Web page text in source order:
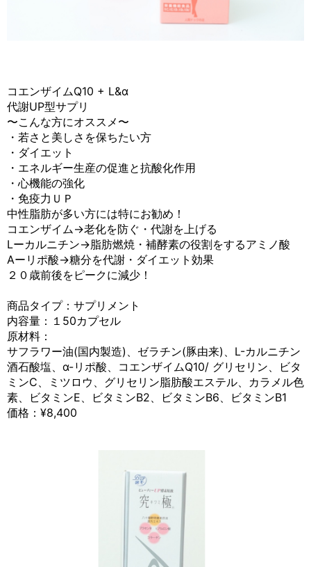
コエンザイムQ10 + L&α
代謝UP型サプリ
〜こんな方にオススメ〜
・若さと美しさを保ちたい方
・ダイエット
・エネルギー生産の促進と抗酸化作用
・心機能の強化
・免疫力ＵＰ
中性脂肪が多い方には特にお勧め！
コエンザイム→老化を防ぐ・代謝を上げる
Lーカルニチン→脂肪燃焼・補酵素の役割をするアミノ酸
Aーリポ酸→糖分を代謝・ダイエット効果
２０歳前後をピークに減少！
商品タイプ：サプリメント
内容量：１50カプセル
原材料：
サフラワー油(国内製造)、ゼラチン(豚由来)、L-カルニチン
酒石酸塩、α-リポ酸、コエンザイムQ10/ グリセリン、ビタ
ミンC、ミツロウ、グリセリン脂肪酸エステル、カラメル色
素、ビタミンE、ビタミンB2、ビタミンB6、ビタミンB1
価格：¥8,400